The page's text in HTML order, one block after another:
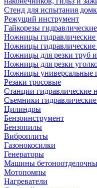
Стенд для испытания
Режущий инструмент
Гайкорезы гидравлические
Ножницы гидравлические
Ножницы гидравлические
Ножницы для резки труб и
Ножницы для резки
Ножницы универсальные
Резаки тросовые
Станции гидравлические
Съемники
Цилиндры
Бензоинструмент
Бензопилы
Виброплиты
Газонокосилки
Генераторы
Машины
Мотопомпы
Нагреватели